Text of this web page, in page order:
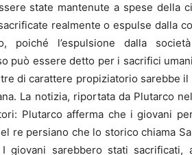
state mantenute a spese della
realmente o espulse dalla
poiché l’espulsione dalla
può essere detto per i sacrifici
di carattere propiziatorio sarebbe
La notizia, riportata da Plutarco
Plutarco afferma che i giovani
re persiano che lo storico chiama
giovani sarebbero stati sacrificati,